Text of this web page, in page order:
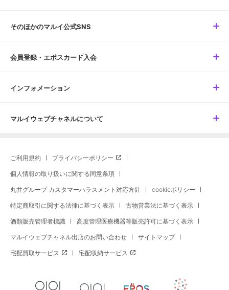
そのほかのマルイ公式SNS
会員登録・エポスカード入会
インフォメーション
マルイウェブチャネルについて
ご利用規約 プライバシーポリシー
個人情報の取り扱いに関する同意条項
丸井グループ カスタマーハラスメント対応方針 cookieポリシー
特定商取引に関する法律に基づく表示 古物営業法に基づく表示
酒類販売管理者標識 高度管理医療機器等販売許可に基づく表示
マルイウェブチャネル出店のお問い合わせ サイトマップ
宅配買取サービス 宅配収納サービス